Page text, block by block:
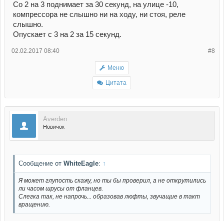
Со 2 на 3 поднимает за 30 секунд, на улице -10,
компрессора не слышно ни на ходу, ни стоя, реле
слышно.
Опускает с 3 на 2 за 15 секунд.
#8
02.02.2017 08:40
Меню
Цитата
Averden
Новичок
Сообщение от WhiteEagle: ↑
Я может глупость скажу, но ты бы проверил, а не открутились
ли часом шрусы от фланцев.
Слегка так, не напрочь... образовав люфты, звучащие в такт
вращению.